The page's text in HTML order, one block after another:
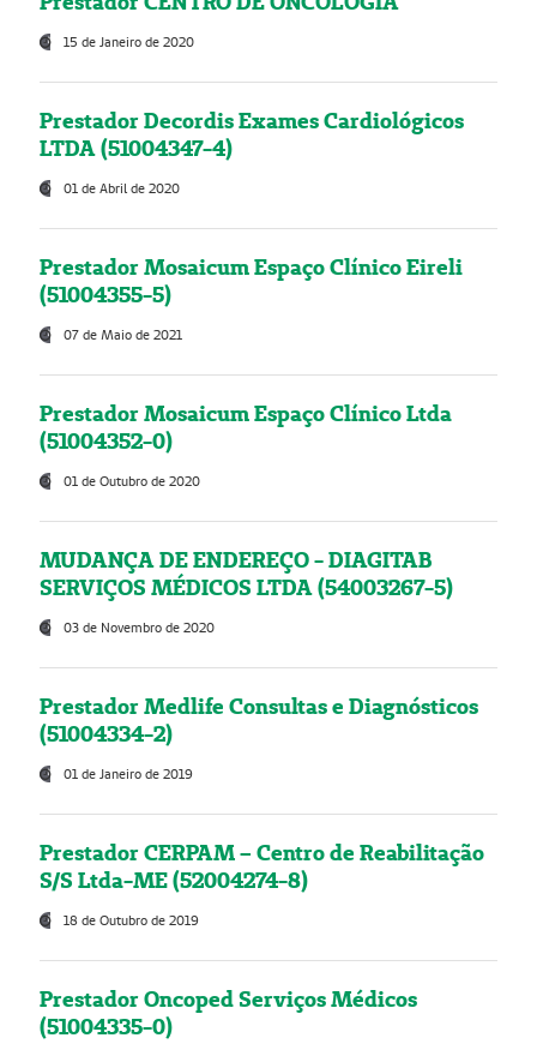
15 de Janeiro de 2020
Prestador Decordis Exames Cardiológicos
LTDA (51004347-4)
01 de Abril de 2020
Prestador Mosaicum Espaço Clínico Eireli
(51004355-5)
07 de Maio de 2021
Prestador Mosaicum Espaço Clínico Ltda
(51004352-0)
01 de Outubro de 2020
MUDANÇA DE ENDEREÇO - DIAGITAB
SERVIÇOS MÉDICOS LTDA (54003267-5)
03 de Novembro de 2020
Prestador Medlife Consultas e Diagnósticos
(51004334-2)
01 de Janeiro de 2019
Prestador CERPAM – Centro de Reabilitação
S/S Ltda-ME (52004274-8)
18 de Outubro de 2019
Prestador Oncoped Serviços Médicos
(51004335-0)